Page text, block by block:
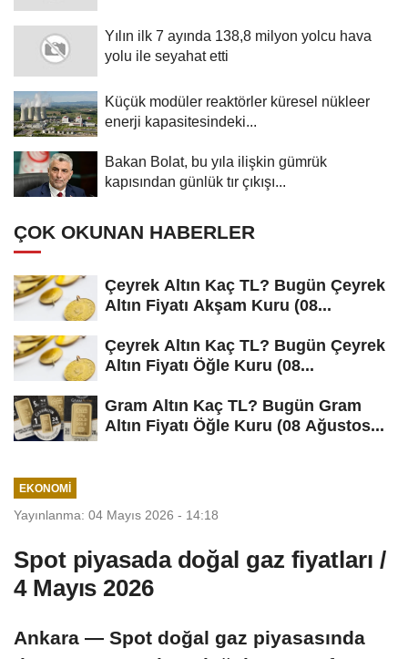
Yılın ilk 7 ayında 138,8 milyon yolcu hava
yolu ile seyahat etti
Küçük modüler reaktörler küresel nükleer
enerji kapasitesindeki...
Bakan Bolat, bu yıla ilişkin gümrük
kapısından günlük tır çıkışı...
ÇOK OKUNAN HABERLER
Çeyrek Altın Kaç TL? Bugün Çeyrek
Altın Fiyatı Akşam Kuru (08...
Çeyrek Altın Kaç TL? Bugün Çeyrek
Altın Fiyatı Öğle Kuru (08...
Gram Altın Kaç TL? Bugün Gram
Altın Fiyatı Öğle Kuru (08 Ağustos...
EKONOMI
Yayınlanma: 04 Mayıs 2026 - 14:18
Spot piyasada doğal gaz fiyatları /
4 Mayıs 2026
Ankara — Spot doğal gaz piyasasında